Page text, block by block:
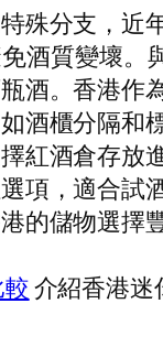
殊分支，近
酒質變壞
酒。香港作
酒櫃分隔和
紅酒倉存
項，適合試
的儲物選擇
介紹香港